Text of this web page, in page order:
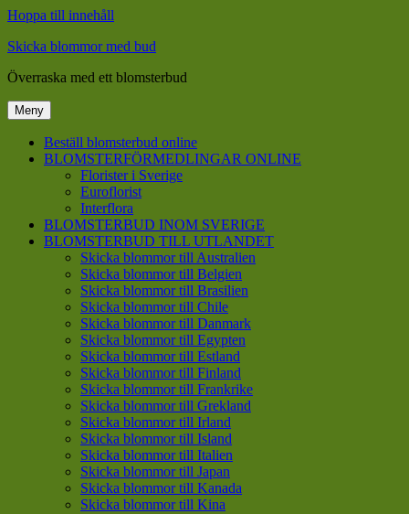
Hoppa till innehåll
Skicka blommor med bud
Överraska med ett blomsterbud
Meny
Beställ blomsterbud online
BLOMSTERFÖRMEDLINGAR ONLINE
Florister i Sverige
Euroflorist
Interflora
BLOMSTERBUD INOM SVERIGE
BLOMSTERBUD TILL UTLANDET
Skicka blommor till Australien
Skicka blommor till Belgien
Skicka blommor till Brasilien
Skicka blommor till Chile
Skicka blommor till Danmark
Skicka blommor till Egypten
Skicka blommor till Estland
Skicka blommor till Finland
Skicka blommor till Frankrike
Skicka blommor till Grekland
Skicka blommor till Irland
Skicka blommor till Island
Skicka blommor till Italien
Skicka blommor till Japan
Skicka blommor till Kanada
Skicka blommor till Kina